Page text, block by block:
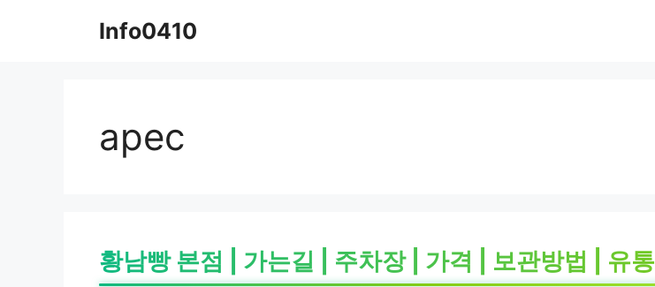
Info0410
apec
황남빵 본점 | 가는길 | 주차장 | 가격 | 보관방법 | 유